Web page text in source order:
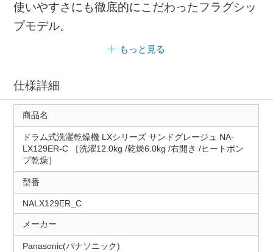
使いやすさにも徹底的にこだわったフラグシッ
プモデル。
もっと見る
仕様詳細
商品名
ドラム式洗濯乾燥機 LXシリーズ サンドグレージュ NA-
LX129ER-C ［洗濯12.0kg /乾燥6.0kg /右開き /ヒートポン
プ乾燥］
型番
NALX129ER_C
メーカー
Panasonic(パナソニック)